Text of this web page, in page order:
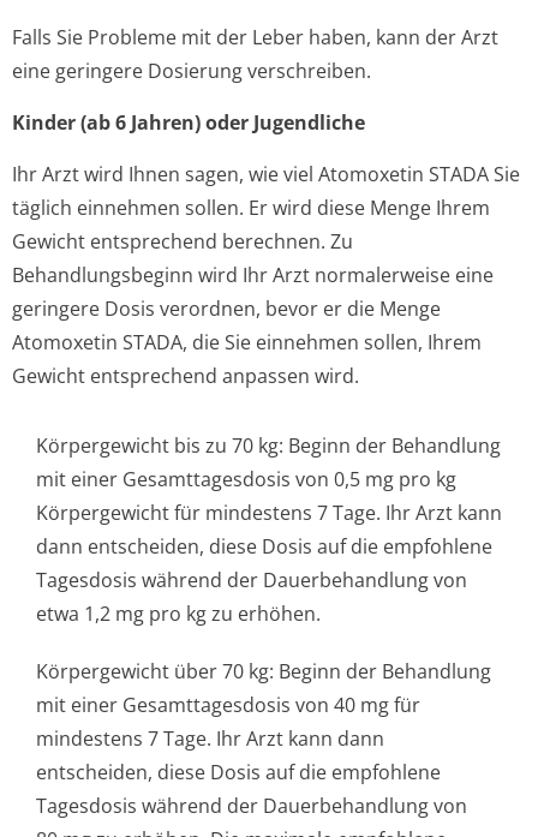
Falls Sie Probleme mit der Leber haben, kann der Arzt
eine geringere Dosierung verschreiben.
Kinder (ab 6 Jahren) oder Jugendliche
Ihr Arzt wird Ihnen sagen, wie viel Atomoxetin STADA Sie
täglich einnehmen sollen. Er wird diese Menge Ihrem
Gewicht entsprechend berechnen. Zu
Behandlungsbeginn wird Ihr Arzt normalerweise eine
geringere Dosis verordnen, bevor er die Menge
Atomoxetin STADA, die Sie einnehmen sollen, Ihrem
Gewicht entsprechend anpassen wird.
Körpergewicht bis zu 70 kg: Beginn der Behandlung
mit einer Gesamttagesdosis von 0,5 mg pro kg
Körpergewicht für mindestens 7 Tage. Ihr Arzt kann
dann entscheiden, diese Dosis auf die empfohlene
Tagesdosis während der Dauerbehandlung von
etwa 1,2 mg pro kg zu erhöhen.
Körpergewicht über 70 kg: Beginn der Behandlung
mit einer Gesamttagesdosis von 40 mg für
mindestens 7 Tage. Ihr Arzt kann dann
entscheiden, diese Dosis auf die empfohlene
Tagesdosis während der Dauerbehandlung von